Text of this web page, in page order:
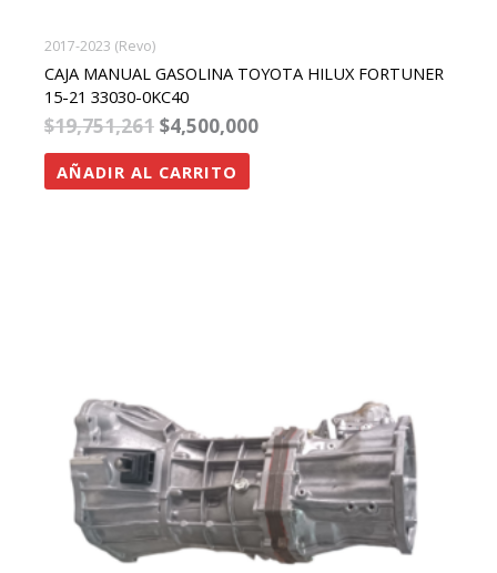
2017-2023 (Revo)
CAJA MANUAL GASOLINA TOYOTA HILUX FORTUNER
15-21 33030-0KC40
$19,751,261 $4,500,000
AÑADIR AL CARRITO